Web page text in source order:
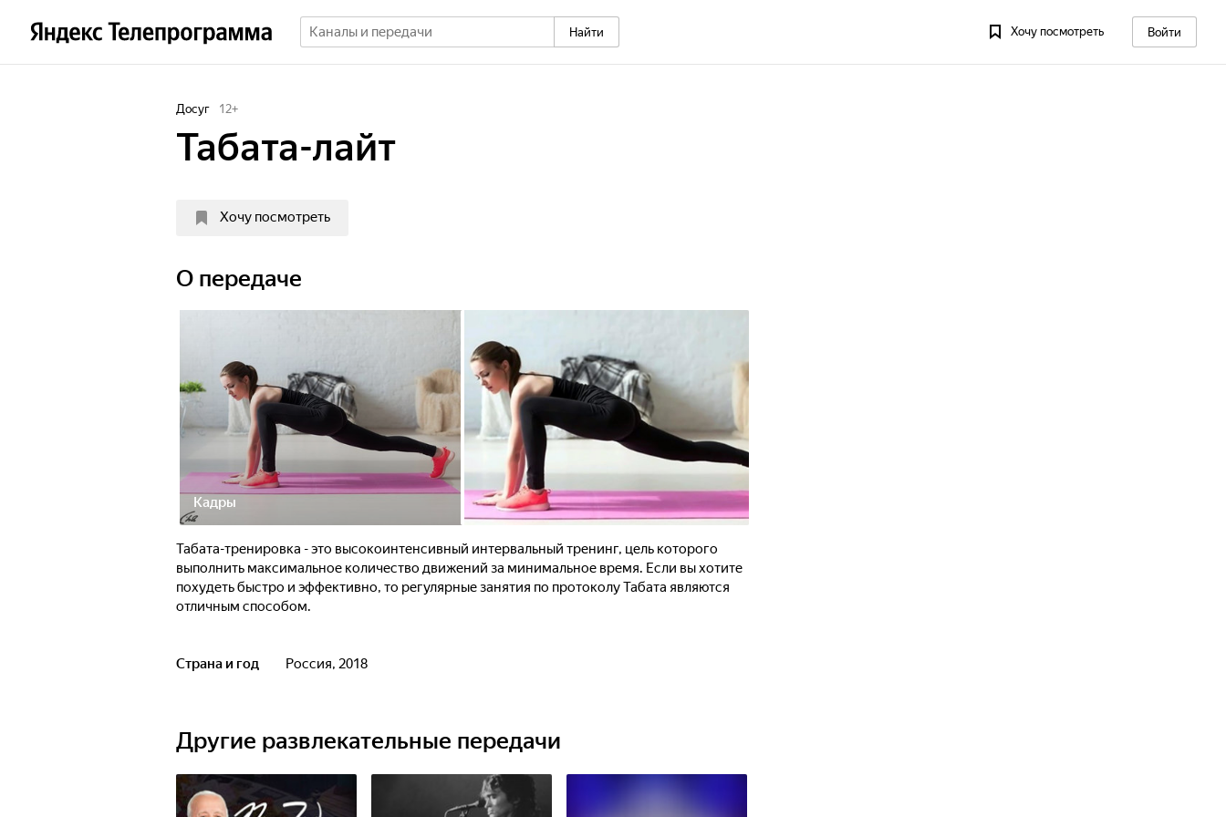
Найти Хочу посмотреть Войти
Досуг 12+
Табата-лайт
Хочу посмотреть
О передаче
Кадры
Табата-тренировка - это высокоинтенсивный интервальный тренинг, цель которого
выполнить максимальное количество движений за минимальное время. Если вы хотите
похудеть быстро и эффективно, то регулярные занятия по протоколу Табата являются
отличным способом.
Страна и год Россия, 2018
Другие развлекательные передачи